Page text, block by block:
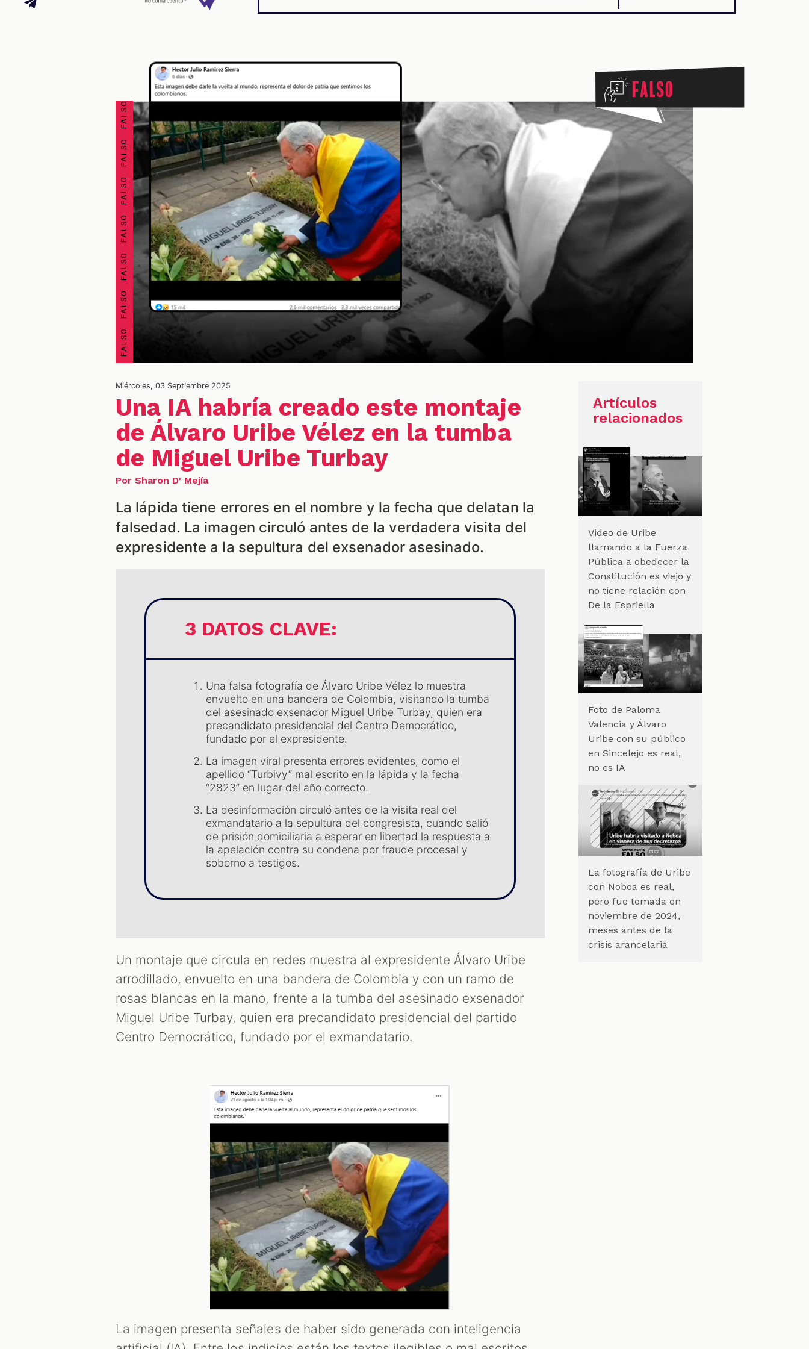
FALSO FALSO FALSO FALSO FALSO FALSO FALSO FALSO Falso
Miércoles, 03 Septiembre 2025
Una IA habría creado este montaje
de Álvaro Uribe Vélez en la tumba
de Miguel Uribe Turbay
Por Sharon D' Mejía
La lápida tiene errores en el nombre y la fecha que delatan la
falsedad. La imagen circuló antes de la verdadera visita del
expresidente a la sepultura del exsenador asesinado.
3 DATOS CLAVE:
Una falsa fotografía de Álvaro Uribe Vélez lo muestra
envuelto en una bandera de Colombia, visitando la tumba
del asesinado exsenador Miguel Uribe Turbay, quien era
precandidato presidencial del Centro Democrático,
fundado por el expresidente.
La imagen viral presenta errores evidentes, como el
apellido “Turbivy” mal escrito en la lápida y la fecha
“2823” en lugar del año correcto.
La desinformación circuló antes de la visita real del
exmandatario a la sepultura del congresista, cuando salió
de prisión domiciliaria a esperar en libertad la respuesta a
la apelación contra su condena por fraude procesal y
soborno a testigos.
Un montaje que circula en redes muestra al expresidente Álvaro Uribe
arrodillado, envuelto en una bandera de Colombia y con un ramo de
rosas blancas en la mano, frente a la tumba del asesinado exsenador
Miguel Uribe Turbay, quien era precandidato presidencial del partido
Centro Democrático, fundado por el exmandatario.
La imagen presenta señales de haber sido generada con inteligencia
Artículos
relacionados
Video de Uribe
llamando a la Fuerza
Pública a obedecer la
Constitución es viejo y
no tiene relación con
De la Espriella
Foto de Paloma
Valencia y Álvaro
Uribe con su público
en Sincelejo es real,
no es IA
La fotografía de Uribe
con Noboa es real,
pero fue tomada en
noviembre de 2024,
meses antes de la
crisis arancelaria